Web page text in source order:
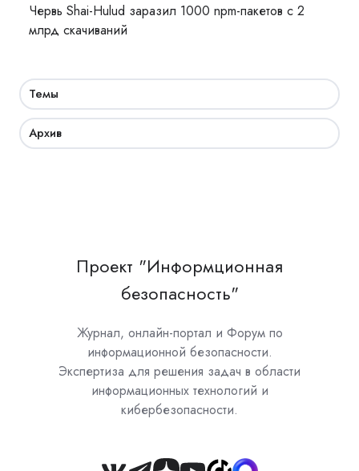
Червь Shai-Hulud заразил 1000 npm-пакетов с 2
млрд скачиваний
Темы
Архив
Проект "Информционная
безопасность"
Журнал, онлайн-портал и Форум по
информационной безопасности.
Экспертиза для решения задач в области
информационных технологий и
кибербезопасности.